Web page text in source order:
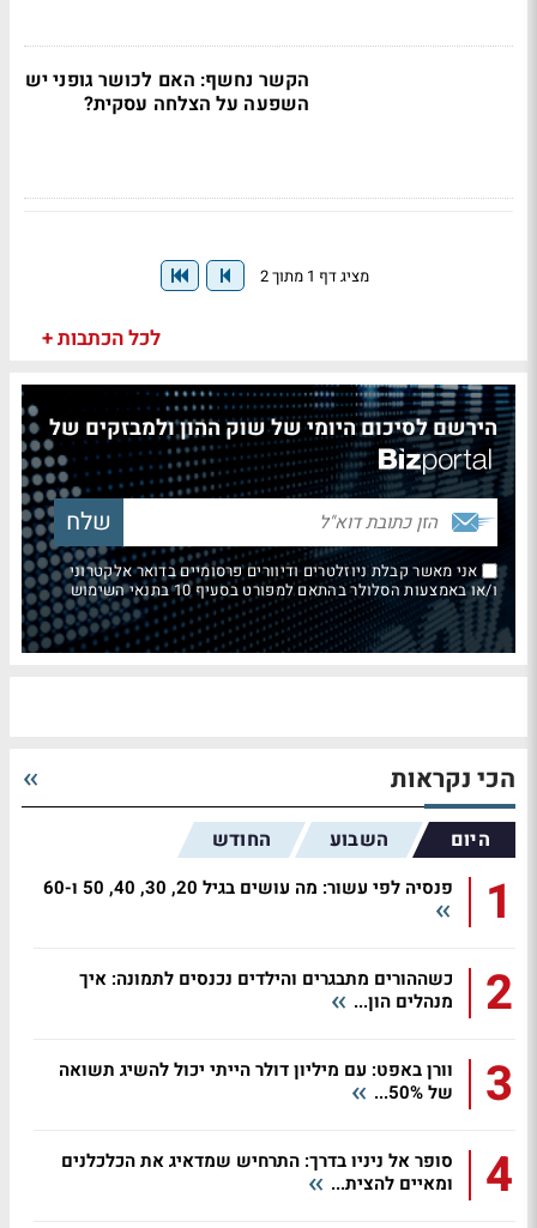
הקשר נחשף: האם לכושר גופני יש
השפעה על הצלחה עסקית?
מציג דף 1 מתוך 2
לכל הכתבות +
הירשם לסיכום היומי של שוק ההון ולמבזקים של
אני מאשר קבלת ניוזלטרים ודיוורים פרסומיים בדואר אלקטרוני
ו/או באמצעות הסלולר בהתאם למפורט בסעיף 10 בתנאי השימוש
הכי נקראות
היום השבוע החודש
1 פנסיה לפי עשור: מה עושים בגיל 20, 30, 40, 50 ו-60
2
כשההורים מתבגרים והילדים נכנסים לתמונה: איך
מנהלים הון...
3
וורן באפט: עם מיליון דולר הייתי יכול להשיג תשואה
של 50%...
4
סופר אל ניניו בדרך: התרחיש שמדאיג את הכלכלנים
ומאיים להצית...